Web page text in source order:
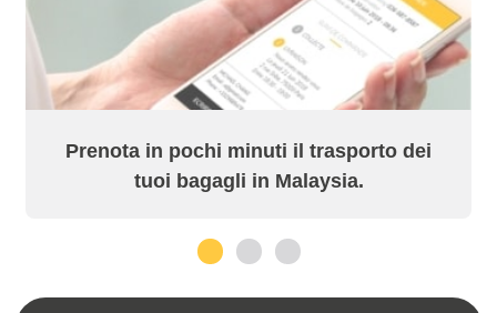
Prenota in pochi minuti il trasporto dei
tuoi bagagli in Malaysia.